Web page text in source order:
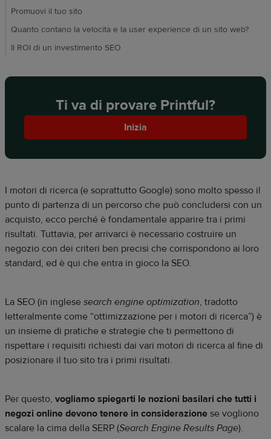
Promuovi il tuo sito
Quanto contano la velocità e la user experience di un sito web?
Il ROI di un investimento SEO
Ti va di provare Printful?
Inizia
I motori di ricerca (e soprattutto Google) sono molto spesso il
punto di partenza di un percorso che può concludersi con un
acquisto, ecco perché è fondamentale apparire tra i primi
risultati. Tuttavia, per arrivarci è necessario costruire un
negozio con dei criteri ben precisi che corrispondono ai loro
standard, ed è qui che entra in gioco la SEO.
La SEO (in inglese search engine optimization, tradotto
letteralmente come “ottimizzazione per i motori di ricerca”) è
un insieme di pratiche e strategie che ti permettono di
rispettare i requisiti richiesti dai vari motori di ricerca al fine di
posizionare il tuo sito tra i primi risultati.
Per questo, vogliamo spiegarti le nozioni basilari che tutti i
negozi online devono tenere in considerazione se vogliono
scalare la cima della SERP (Search Engine Results Page).